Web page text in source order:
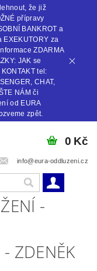
že již
přípravy
BANKROT a
EXEKUTORY za
ZDARMA
JAK se
tel:
CHAT,
NÁM či
od EURA
zpět.
info@eura-oddluzeni.cz
0 Kč
-
ZDENĚK